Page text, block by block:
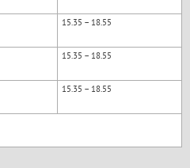
15.35 – 18.55
15.35 – 18.55
15.35 – 18.55